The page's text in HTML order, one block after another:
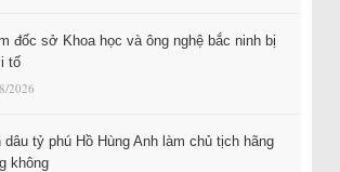
đốc sở Khoa học và ông nghệ bắc ninh bị
tố
2026
dâu tỷ phú Hồ Hùng Anh làm chủ tịch hãng
không